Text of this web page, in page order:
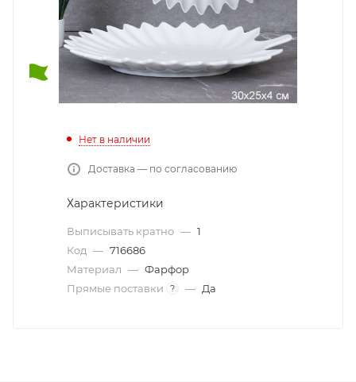
Нет в наличии
Доставка — по согласованию
Характеристики
Выписывать кратно — 1
Код — 716686
Материал — Фарфор
Прямые поставки
? — Да